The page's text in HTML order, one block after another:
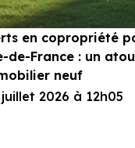
en copropriété
de-France : un
neuf
2026 à 12h05